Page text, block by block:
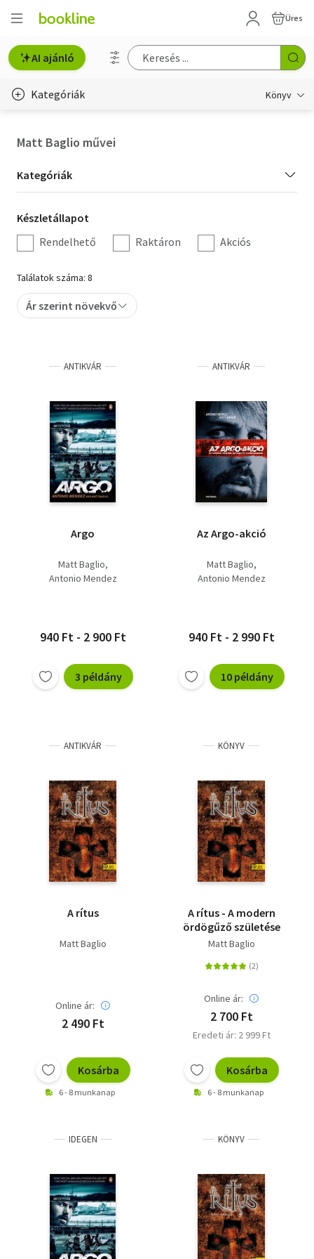
Üres
AI ajánló
Kategóriák Könyv
Hobbi, szabadidő
Irodalom
Művészet
Szakkönyv
Tankönyv, segédkönyv
Társadalomtudomány
Természettudomány
Történelem
Matt Baglio művei
Kategória
szűrés
Kategóriák
Készletállapot
szűrés
Készletállapot
Rendelhető
Raktáron Akciós
Találatok száma: 8
Ár szerint növekvő
ANTIKVÁR
Argo
Matt Baglio
Antonio Mendez
940 Ft - 2 900 Ft
3 példány
ANTIKVÁR
Az Argo-akció
Matt Baglio
Antonio Mendez
940 Ft - 2 990 Ft
10 példány
ANTIKVÁR
A rítus
Matt Baglio
Online ár:
2 490 Ft
Kosárba
6 - 8 munkanap
KÖNYV
A rítus - A modern
ördögűző születése
Matt Baglio
Online ár:
2 700 Ft
Eredeti ár: 2 999 Ft
Kosárba
6 - 8 munkanap
IDEGEN KÖNYV